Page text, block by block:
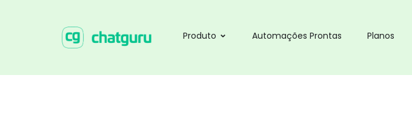
Produto Automações Prontas Planos